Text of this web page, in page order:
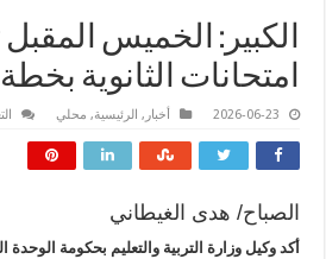
الكبير: الخميس
امتحانات الثانوية
2026-06-23 أخبار , الرئيسية, محلي
الصباح/ هدى الغيطاني
أكد وكيل وزارة التربية والتعليم بحكومة